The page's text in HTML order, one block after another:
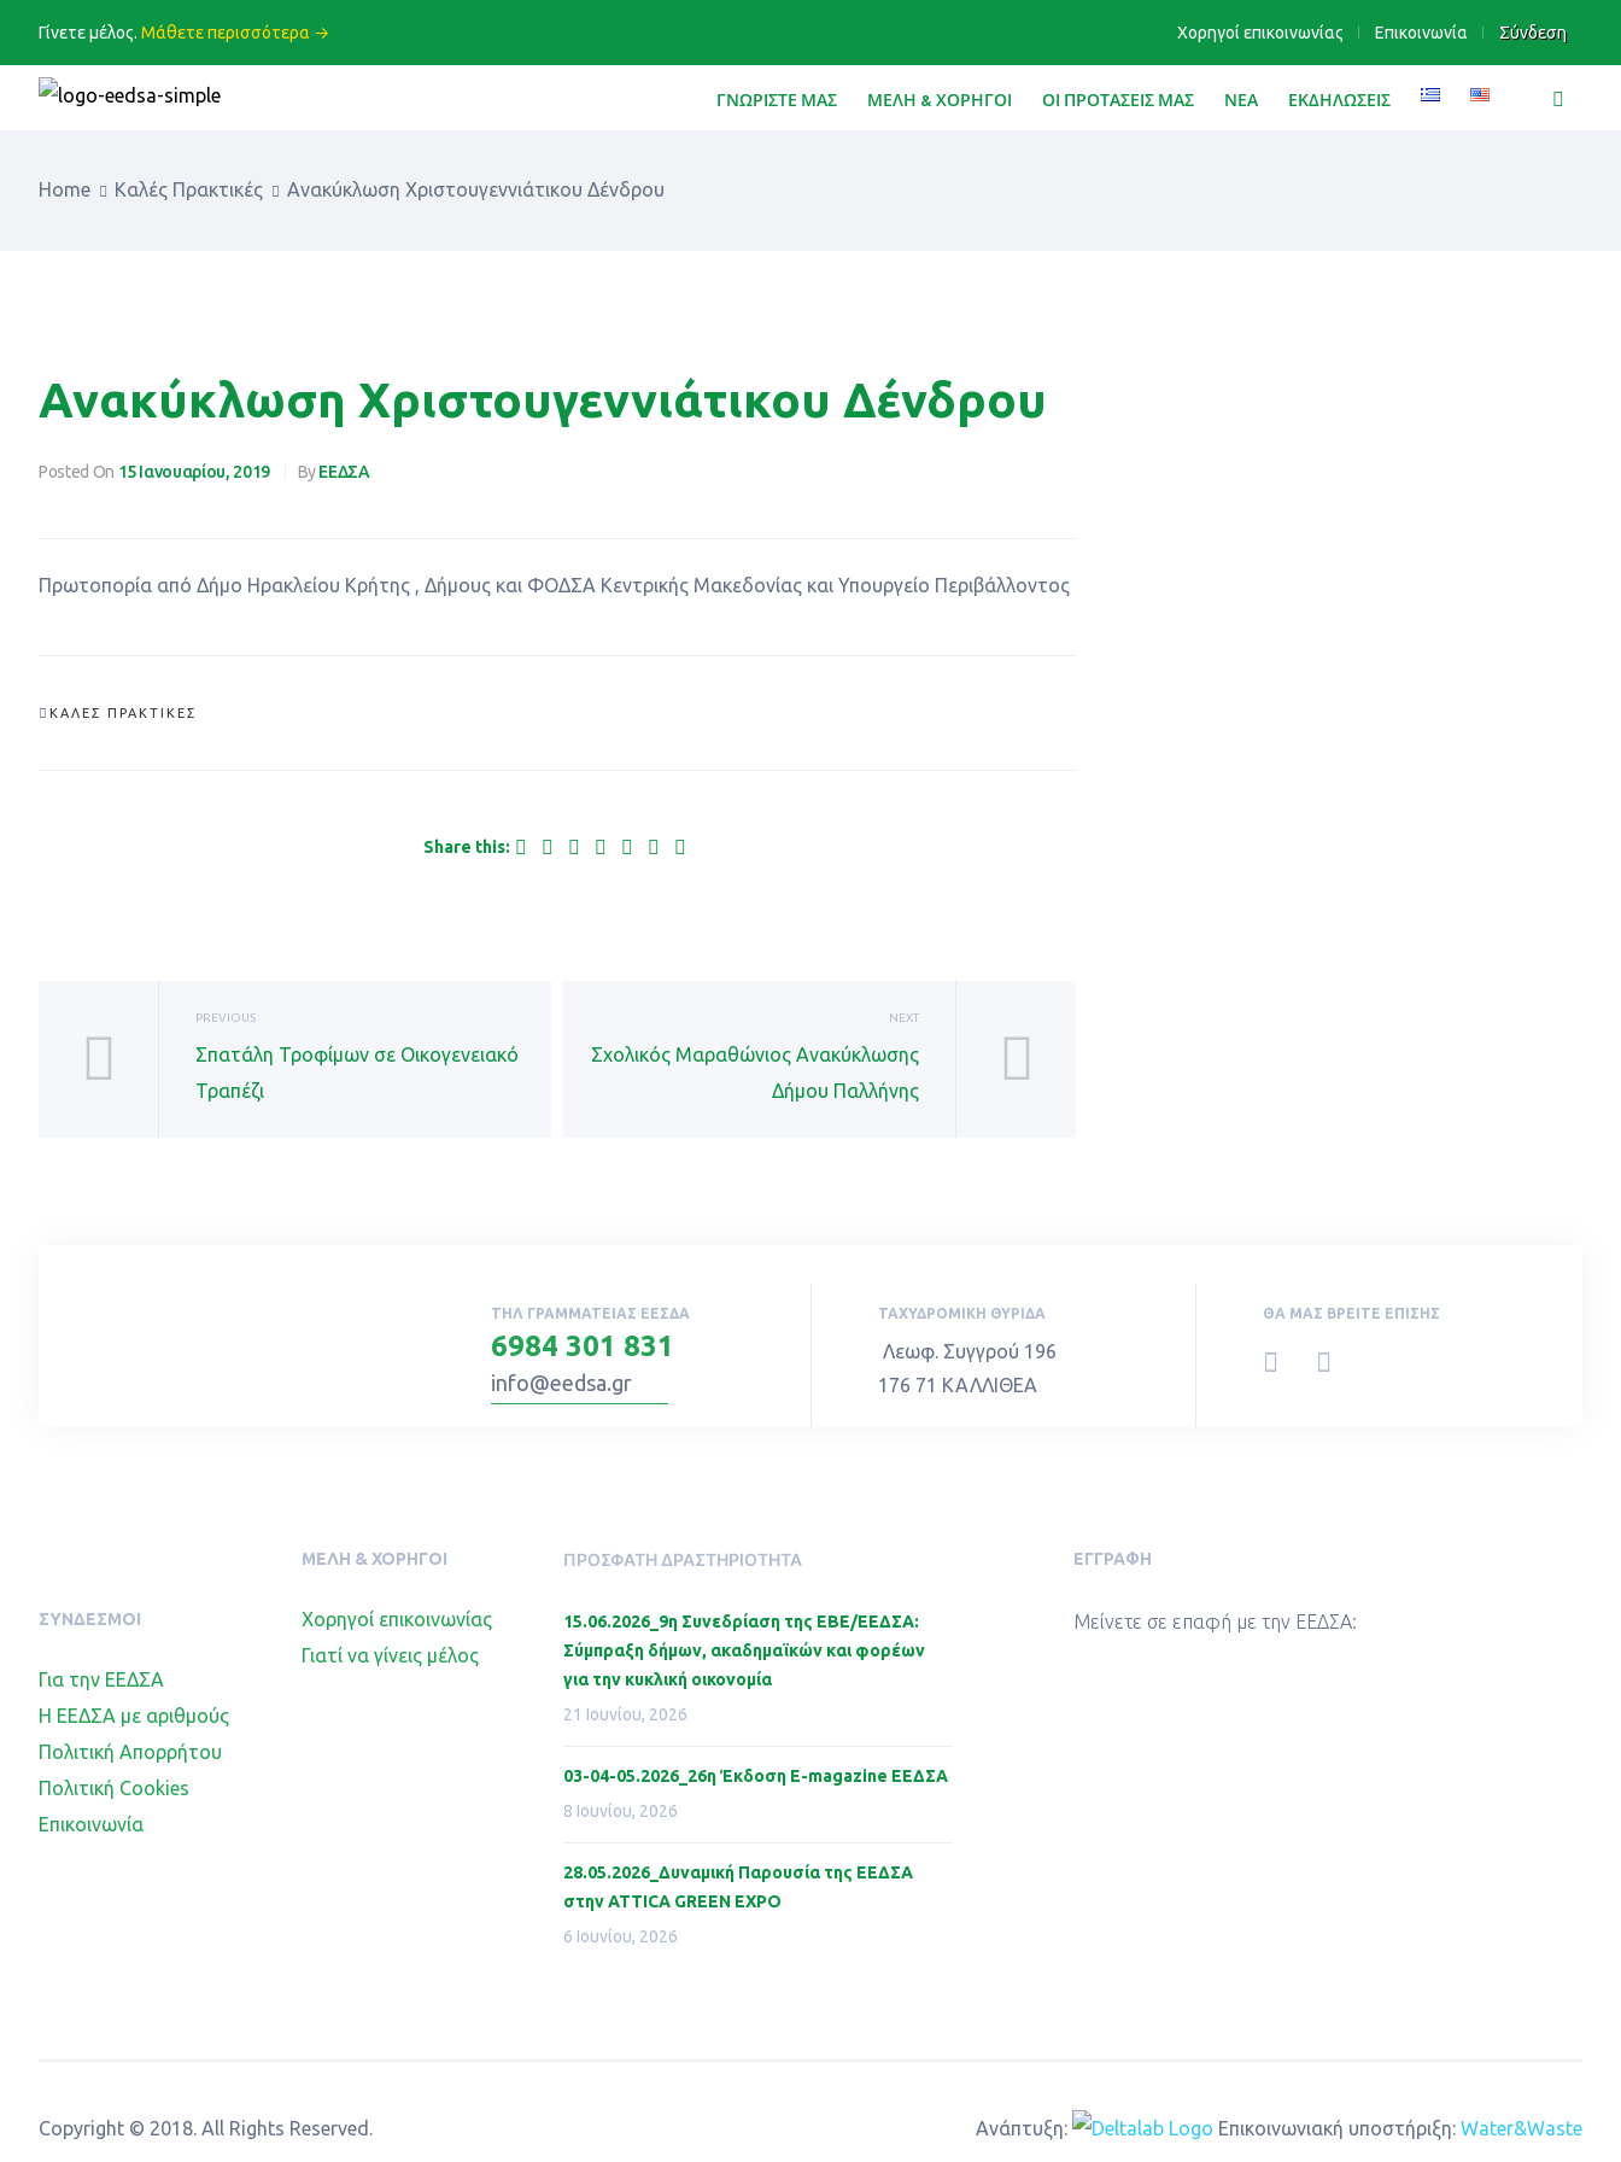
Γίνετε μέλος. Μάθετε περισσότερα → Χορηγοί επικοινωνίας Επικοινωνία Σύνδεση
ΓΝΩΡΙΣΤΕ ΜΑΣ ΜΕΛΗ & ΧΟΡΗΓΟΙ ΟΙ ΠΡΟΤΑΣΕΙΣ ΜΑΣ ΝΕΑ ΕΚΔΗΛΩΣΕΙΣ
Home Καλές Πρακτικές Ανακύκλωση Χριστουγεννιάτικου Δένδρου
Posted On 15 Ιανουαρίου, 2019 ByΕΕΔΣΑ
Ανακύκλωση Χριστουγεννιάτικου Δένδρου
Πρωτοπορία από Δήμο Ηρακλείου Κρήτης , Δήμους και ΦΟΔΣΑ Κεντρικής Μακεδονίας και Υπουργείο Περιβάλλοντος
ΚΑΛΈΣ ΠΡΑΚΤΙΚΈΣ
Share this:
PREVIOUS
Σπατάλη Τροφίμων σε Οικογενειακό
Τραπέζι
NEXT
Σχολικός Μαραθώνιος Ανακύκλωσης
Δήμου Παλλήνης
ΤΗΛ ΓΡΑΜΜΑΤΕΊΑΣ ΕΕΣΔΑ
6984 301 831
info@eedsa.gr
ΤΑΧΥΔΡΟΜΙΚΉ ΘΥΡΊΔΑ
Λεωφ. Συγγρού 196
176 71 ΚΑΛΛΙΘΕΑ
ΘΑ ΜΑΣ ΒΡΕΊΤΕ ΕΠΊΣΗΣ
ΣΥΝΔΕΣΜΟΙ
Για την ΕΕΔΣΑ
Η ΕΕΔΣΑ με αριθμούς
Πολιτική Απορρήτου
Πολιτική Cookies
Επικοινωνία
ΜΈΛΗ & ΧΟΡΗΓΟΊ
Χορηγοί επικοινωνίας
Γιατί να γίνεις μέλος
ΠΡΌΣΦΑΤΗ ΔΡΑΣΤΗΡΙΌΤΗΤΑ
15.06.2026_9η Συνεδρίαση της ΕΒΕ/ΕΕΔΣΑ:
Σύμπραξη δήμων, ακαδημαϊκών και φορέων
για την κυκλική οικονομία
21 Ιουνίου, 2026
03-04-05.2026_26η Έκδοση Ε-magazine ΕΕΔΣΑ
8 Ιουνίου, 2026
28.05.2026_Δυναμική Παρουσία της ΕΕΔΣΑ
στην ATTICA GREEN EXPO
6 Ιουνίου, 2026
ΕΓΓΡΑΦΉ
Μείνετε σε επαφή με την ΕΕΔΣΑ:
Copyright © 2018. All Rights Reserved. Aνάπτυξη: Επικοινωνιακή υποστήριξη: Water&Waste